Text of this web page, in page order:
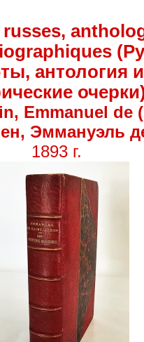
russes,
антология и
Emmanuel de
Эммануэль
1893 г.